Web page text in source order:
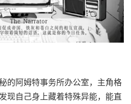
的阿姆特事务所办公室，主角格
现自己身上藏着特殊异能，能直